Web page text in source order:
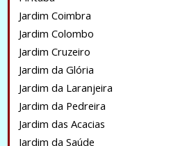
Jardim Coimbra
Jardim Colombo
Jardim Cruzeiro
Jardim da Glória
Jardim da Laranjeira
Jardim da Pedreira
Jardim das Acacias
Jardim da Saúde